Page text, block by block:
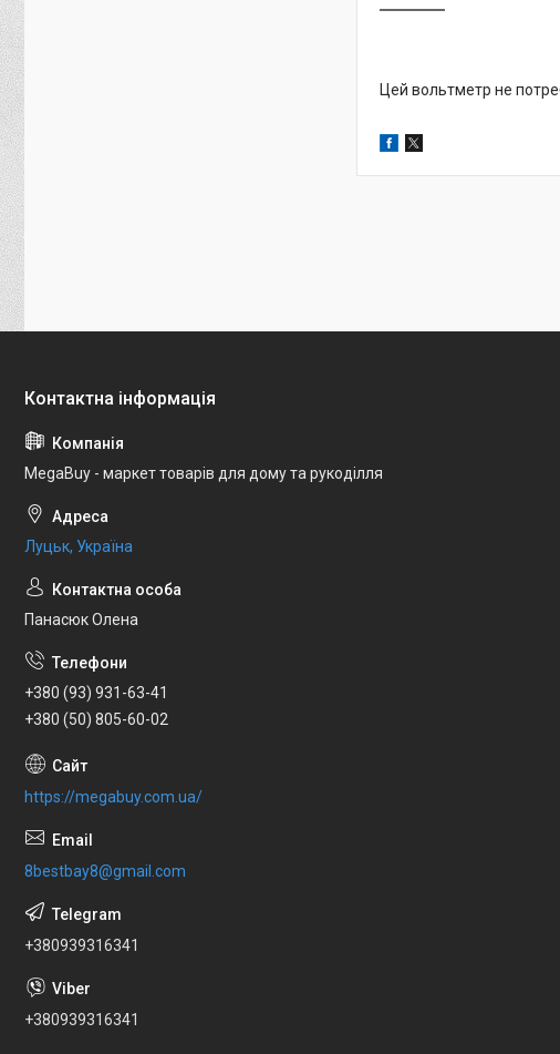
Цей вольтметр не
MegaBuy - маркет товарів для дому та рукоділля
Луцьк, Україна
Панасюк Олена
+380 (93) 931-63-41
+380 (50) 805-60-02
https://megabuy.com.ua/
8bestbay8@gmail.com
+380939316341
+380939316341